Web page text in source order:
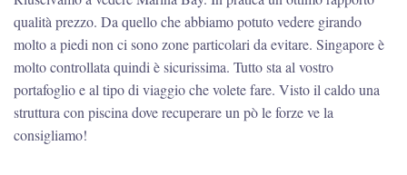
qualità prezzo. Da quello che abbiamo potuto vedere girando
molto a piedi non ci sono zone particolari da evitare. Singapore è
molto controllata quindi è sicurissima. Tutto sta al vostro
portafoglio e al tipo di viaggio che volete fare. Visto il caldo una
struttura con piscina dove recuperare un pò le forze ve la
consigliamo!